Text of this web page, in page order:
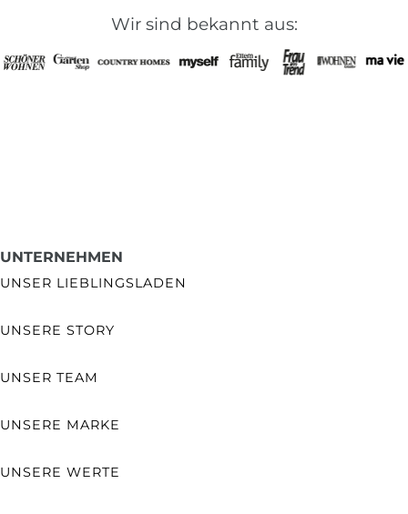
Wir sind bekannt aus:
UNTERNEHMEN
UNSER LIEBLINGSLADEN
UNSERE STORY
UNSER TEAM
UNSERE MARKE
UNSERE WERTE